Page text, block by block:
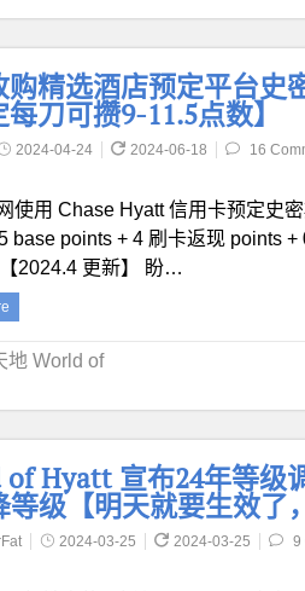
购精选酒店预定平台史
刀可攒9-11.5点数】
2024-04-24 2024-06-18 16
使用 Chase Hyatt 信用卡预定史
base points + 4 刷卡返现 points
2024.4 更新】 盼…
地 World of
Hyatt 宣布24年等级
等级【明天就要生效了
2024-03-25 2024-03-25 9